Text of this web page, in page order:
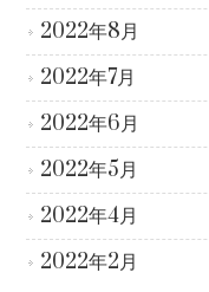
2022年8月
2022年7月
2022年6月
2022年5月
2022年4月
2022年2月